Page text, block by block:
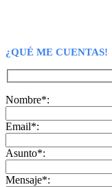
¿QUÉ ME CUENTAS!
Nombre*:
Email*:
Asunto*:
Mensaje*: